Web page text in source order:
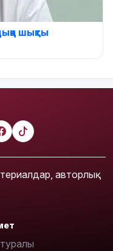
шықты
авторлық
туралы